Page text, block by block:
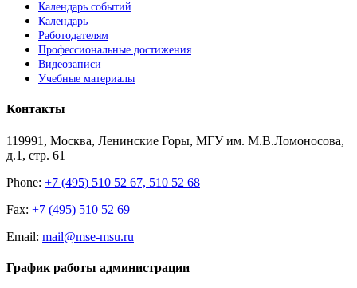
Календарь событий
Календарь
Работодателям
Профессиональные достижения
Видеозаписи
Учебные материалы
Контакты
119991, Москва, Ленинские Горы, МГУ им. М.В.Ломоносова,
д.1, стр. 61
Phone: +7 (495) 510 52 67, 510 52 68
Fax: +7 (495) 510 52 69
Email: mail@mse-msu.ru
График работы администрации